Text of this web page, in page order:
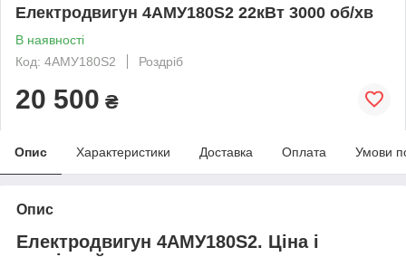
Електродвигун 4АМУ180Ѕ2 22кВт 3000 об/хв
В наявності
Код: 4АМУ180S2
Роздріб
20 500 ₴
Опис Характеристики Доставка Оплата Умови
Опис
Електродвигун 4АМУ180Ѕ2. Ціна і